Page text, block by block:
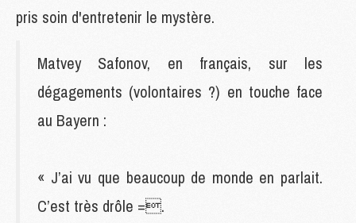
pris soin d'entretenir le mystère.
Matvey Safonov, en français, sur les
dégagements (volontaires ?) en touche face
au Bayern :
« J’ai vu que beaucoup de monde en parlait.
C’est très drôle =.